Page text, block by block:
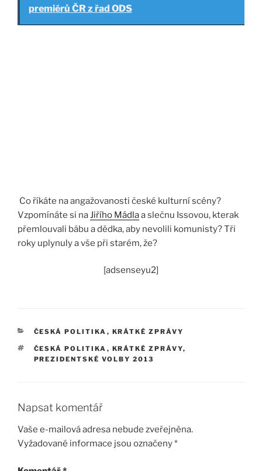
premiérů ČR z řad ODS
Co říkáte na angažovanosti české kulturní scény?
Vzpomínáte si naJiřího Mádlaa slečnu Issovou, kterak
přemlouvali bábu a dědka, aby nevolili komunisty? Tři
roky uplynuly a vše při starém, že?
[adsenseyu2]
RUBRIKY
ČESKÁ POLITIKA , KRÁTKÉ ZPRÁVY
ŠTÍTKY
ČESKÁ POLITIKA , KRÁTKÉ ZPRÁVY,
PREZIDENTSKÉ VOLBY 2013
Napsat komentář
Vaše e-mailová adresa nebude zveřejněna.
Vyžadované informace jsou označeny*